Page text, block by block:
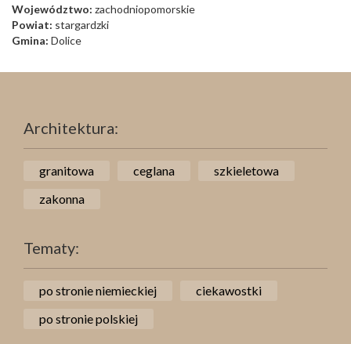
Województwo: zachodniopomorskie
Powiat: stargardzki
Gmina: Dolice
Architektura:
granitowa ceglana
szkieletowa
zakonna
Tematy:
po stronie niemieckiej
ciekawostki
po stronie polskiej